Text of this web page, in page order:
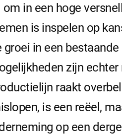
in een hoge
is inspelen op
groei in een
zijn
raakt
is een reëel,
op een